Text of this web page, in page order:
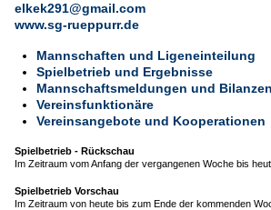
elkek291@gmail.com
www.sg-rueppurr.de
Mannschaften und Ligeneinteilung
Spielbetrieb und Ergebnisse
Mannschaftsmeldungen und Bilanzen
Vereinsfunktionäre
Vereinsangebote und Kooperationen
Spielbetrieb - Rückschau
Im Zeitraum vom Anfang der vergangenen Woche bis
Spielbetrieb Vorschau
Im Zeitraum von heute bis zum Ende der kommenden